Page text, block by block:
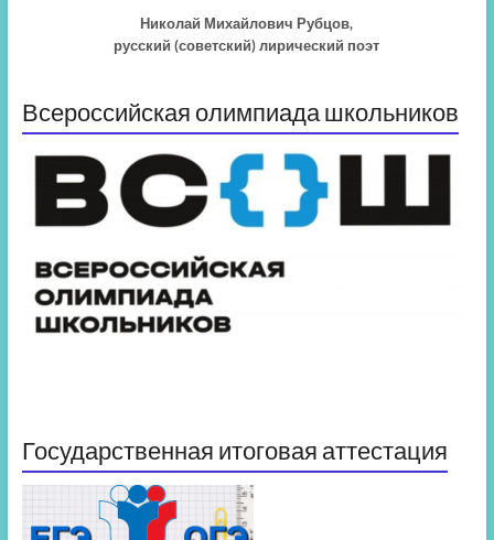
Николай Михайлович Рубцов,
русский (советский) лирический поэт
Всероссийская олимпиада школьников
Государственная итоговая аттестация